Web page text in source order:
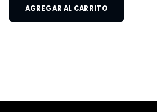
AGREGAR AL CARRITO